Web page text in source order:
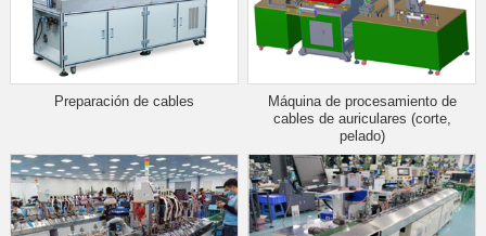
Preparación de cables
Máquina de procesamiento de
cables de auriculares (corte,
pelado)